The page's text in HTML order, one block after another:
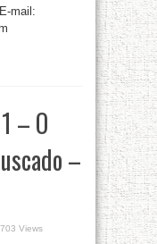
mail:
– O
–
703 Views